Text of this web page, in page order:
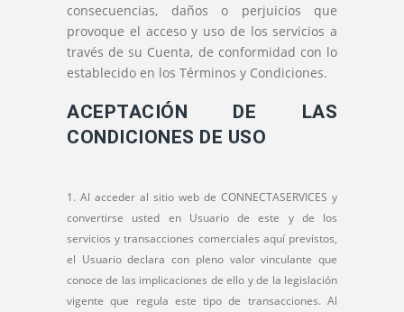
consecuencias, daños o perjuicios que
provoque el acceso y uso de los servicios a
través de su Cuenta, de conformidad con lo
establecido en los Términos y Condiciones.
ACEPTACIÓN DE LAS
CONDICIONES DE USO
Al acceder al sitio web de CONNECTASERVICES y
convertirse usted en Usuario de este y de los
servicios y transacciones comerciales aquí previstos,
el Usuario declara con pleno valor vinculante que
conoce de las implicaciones de ello y de la legislación
vigente que regula este tipo de transacciones. Al